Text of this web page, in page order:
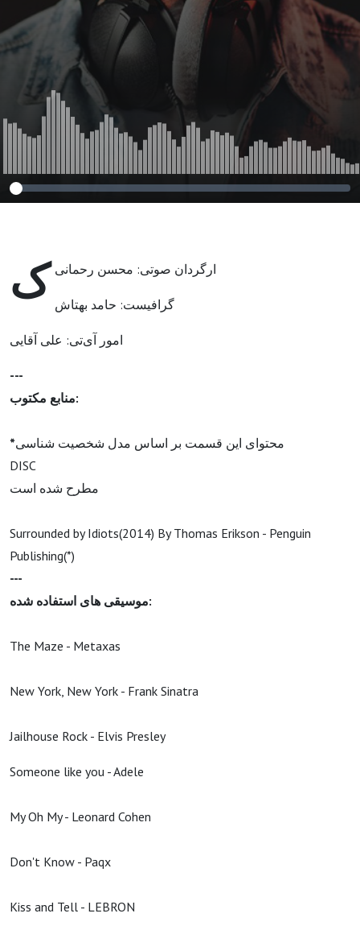
ک ارگردان صوتی: محسن رحمانی
گرافیست: حامد بهتاش
امور آی‌تی: علی آقایی
---
منابع مکتوب:
*محتوای این قسمت بر اساس مدل شخصیت شناسی
DISC
مطرح شده است
Surrounded by Idiots(2014) By Thomas Erikson - Penguin
Publishing(*)
---
موسیقی های استفاده شده:
The Maze - Metaxas
New York, New York - Frank Sinatra
Jailhouse Rock - Elvis Presley
Someone like you - Adele
My Oh My - Leonard Cohen
Don't Know - Paqx
Kiss and Tell - LEBRON